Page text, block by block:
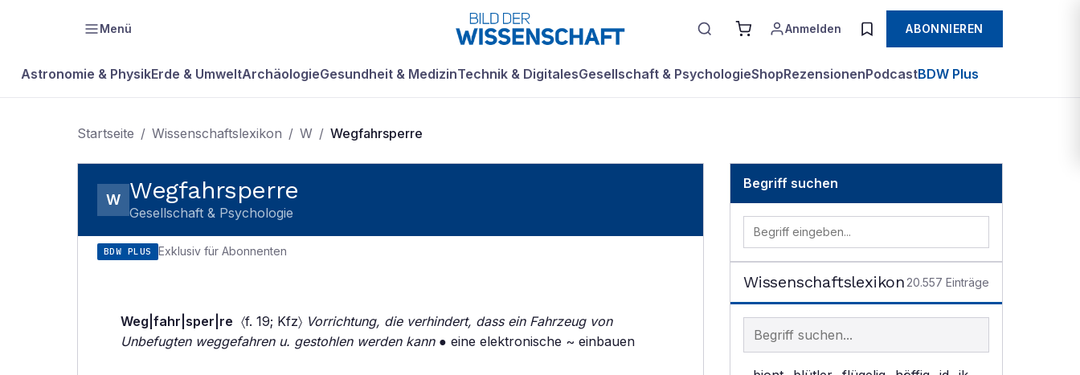
Menü Anmelden ABONNIEREN
Astronomie & PhysikErde & UmweltArchäologieGesundheit & MedizinTechnik & DigitalesGesellschaft & PsychologieShopRezensionenPodcastBDW Plus
Startseite / Wissenschaftslexikon / W / Wegfahrsperre
W Wegfahrsperre
Gesellschaft & Psychologie
BDW PLUS Exklusiv für Abonnenten
Weg|fahr|sper|re 〈f. 19; Kfz〉 Vorrichtung, die verhindert, dass ein Fahrzeug von
Unbefugten weggefahren u. gestohlen werden kann● eine elektronische ~ einbauen
Begriff suchen
Wissenschaftslexikon 20.557 Einträge
Begriff im Lexikon suchen